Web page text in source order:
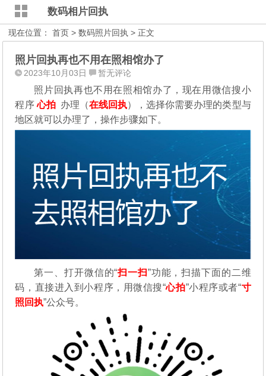
数码相片回执
现在位置：首页 >数码照片回执 > 正文
照片回执再也不用在照相馆办了
2023年10月03日 暂无评论
照片回执再也不用在照相馆办了，现在用微信搜小
程序心拍 办理（在线回执），选择你需要办理的类型与
地区就可以办理了，操作步骤如下。
第一、打开微信的“扫一扫”功能，扫描下面的二维
码，直接进入到小程序，用微信搜“心拍”小程序或者“寸
照回执”公众号。